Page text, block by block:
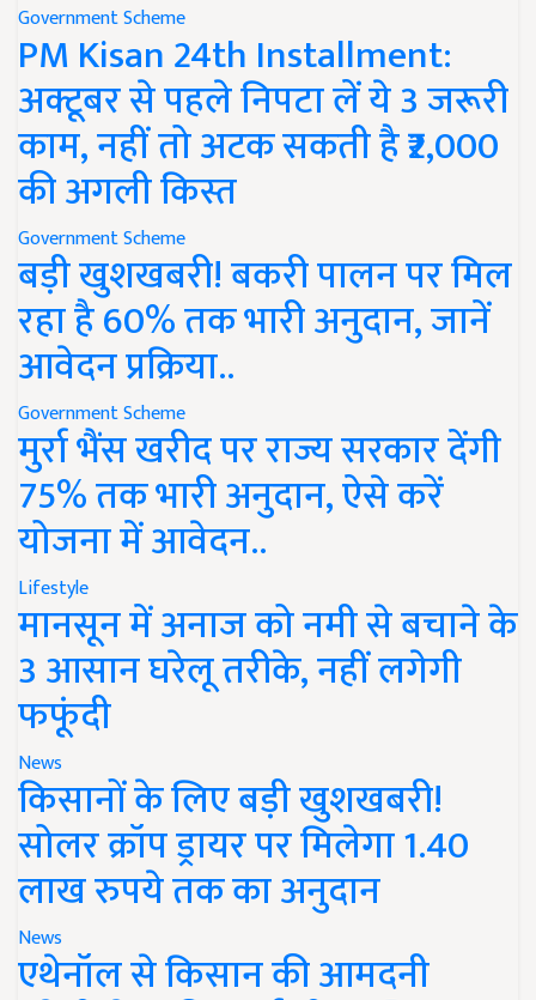
Government Scheme
PM Kisan 24th Installment:
अक्टूबर से पहले निपटा लें ये 3 जरूरी
काम, नहीं तो अटक सकती है ₹2,000
की अगली किस्त
Government Scheme
बड़ी खुशखबरी! बकरी पालन पर मिल
रहा है 60% तक भारी अनुदान, जानें
आवेदन प्रक्रिया..
Government Scheme
मुर्रा भैंस खरीद पर राज्य सरकार देंगी
75% तक भारी अनुदान, ऐसे करें
योजना में आवेदन..
Lifestyle
मानसून में अनाज को नमी से बचाने के
3 आसान घरेलू तरीके, नहीं लगेगी
फफूंदी
News
किसानों के लिए बड़ी खुशखबरी!
सोलर क्रॉप ड्रायर पर मिलेगा 1.40
लाख रुपये तक का अनुदान
News
एथेनॉल से किसान की आमदनी